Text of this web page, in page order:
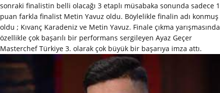
sonraki finalistin belli olacağı 3 etaplı müsabaka sonunda sadece 1
puan farkla finalist Metin Yavuz oldu. Böylelikle finalin adı konmuş
oldu ; Kıvanç Karadeniz ve Metin Yavuz. Finale çıkma yarışmasında
özellikle çok başarılı bir performans sergileyen Ayaz Geçer
Masterchef Türkiye 3. olarak çok büyük bir başarıya imza attı.